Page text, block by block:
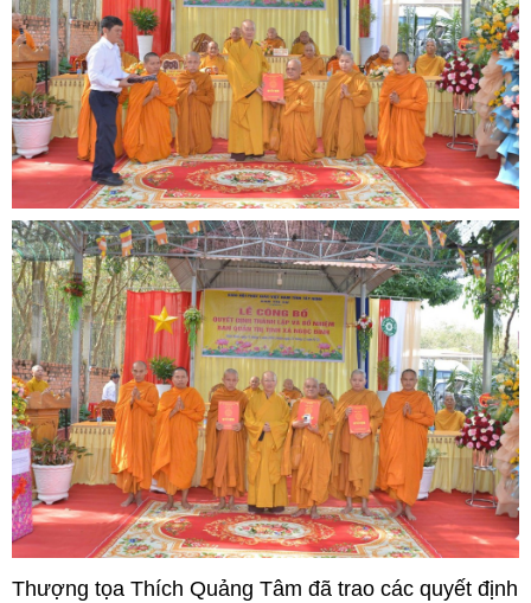
Thượng tọa Thích Quảng Tâm đã trao các quyết định